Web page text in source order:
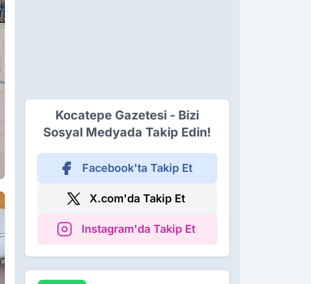
Kocatepe Gazetesi - Bizi
Sosyal Medyada Takip Edin!
Facebook'ta Takip Et
X.com'da Takip Et
Instagram'da Takip Et